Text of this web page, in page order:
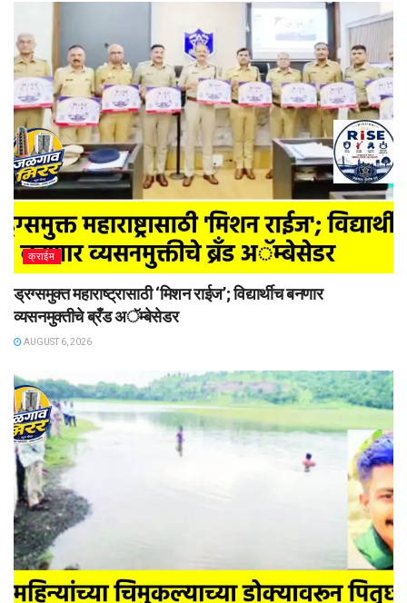
क्राईम
ड्रग्समुक्त महाराष्ट्रासाठी ‘मिशन राईज’; विद्यार्थीच बनणार
व्यसनमुक्तीचे ब्रँड अॅम्बेसेडर
AUGUST 6, 2026